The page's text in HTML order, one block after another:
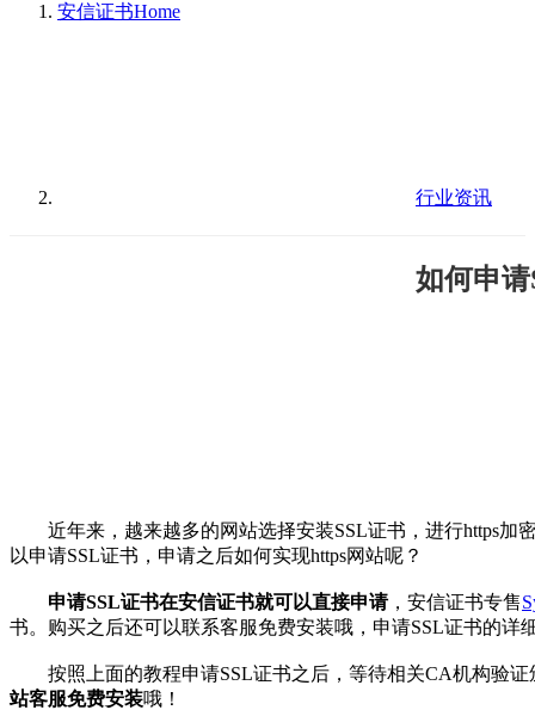
安信证书Home
行业资讯
如何申
近年来，越来越多的网站选择安装SSL证书，进行https加
以申请SSL证书，申请之后如何实现https网站呢？
申请SSL证书在安信证书就可以直接申请，安信证书专售
书。购买之后还可以联系客服免费安装哦，申请SSL证书的详
按照上面的教程申请SSL证书之后，等待相关CA机构验证
站客服免费安装哦！